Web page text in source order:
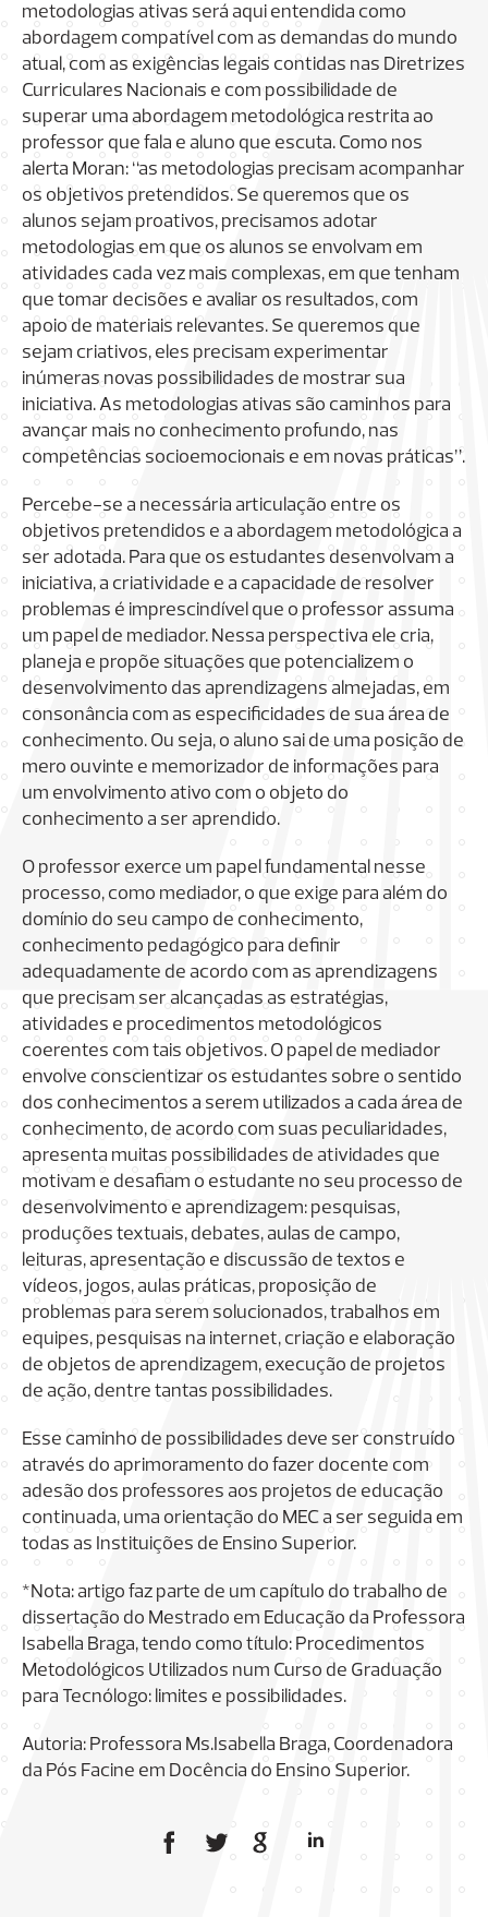
metodologias ativas será aqui entendida como
abordagem compatível com as demandas do mundo
atual, com as exigências legais contidas nas Diretrizes
Curriculares Nacionais e com possibilidade de
superar uma abordagem metodológica restrita ao
professor que fala e aluno que escuta. Como nos
alerta Moran: “as metodologias precisam acompanhar
os objetivos pretendidos. Se queremos que os
alunos sejam proativos, precisamos adotar
metodologias em que os alunos se envolvam em
atividades cada vez mais complexas, em que tenham
que tomar decisões e avaliar os resultados, com
apoio de materiais relevantes. Se queremos que
sejam criativos, eles precisam experimentar
inúmeras novas possibilidades de mostrar sua
iniciativa. As metodologias ativas são caminhos para
avançar mais no conhecimento profundo, nas
competências socioemocionais e em novas práticas”.
Percebe-se a necessária articulação entre os
objetivos pretendidos e a abordagem metodológica a
ser adotada. Para que os estudantes desenvolvam a
iniciativa, a criatividade e a capacidade de resolver
problemas é imprescindível que o professor assuma
um papel de mediador. Nessa perspectiva ele cria,
planeja e propõe situações que potencializem o
desenvolvimento das aprendizagens almejadas, em
consonância com as especificidades de sua área de
conhecimento. Ou seja, o aluno sai de uma posição de
mero ouvinte e memorizador de informações para
um envolvimento ativo com o objeto do
conhecimento a ser aprendido.
O professor exerce um papel fundamental nesse
processo, como mediador, o que exige para além do
domínio do seu campo de conhecimento,
conhecimento pedagógico para definir
adequadamente de acordo com as aprendizagens
que precisam ser alcançadas as estratégias,
atividades e procedimentos metodológicos
coerentes com tais objetivos. O papel de mediador
envolve conscientizar os estudantes sobre o sentido
dos conhecimentos a serem utilizados a cada área de
conhecimento, de acordo com suas peculiaridades,
apresenta muitas possibilidades de atividades que
motivam e desafiam o estudante no seu processo de
desenvolvimento e aprendizagem: pesquisas,
produções textuais, debates, aulas de campo,
leituras, apresentação e discussão de textos e
vídeos, jogos, aulas práticas, proposição de
problemas para serem solucionados, trabalhos em
equipes, pesquisas na internet, criação e elaboração
de objetos de aprendizagem, execução de projetos
de ação, dentre tantas possibilidades.
Esse caminho de possibilidades deve ser construído
através do aprimoramento do fazer docente com
adesão dos professores aos projetos de educação
continuada, uma orientação do MEC a ser seguida em
todas as Instituições de Ensino Superior.
*Nota: artigo faz parte de um capítulo do trabalho de
dissertação do Mestrado em Educação da Professora
Isabella Braga, tendo como título: Procedimentos
Metodológicos Utilizados num Curso de Graduação
para Tecnólogo: limites e possibilidades.
Autoria: Professora Ms.Isabella Braga, Coordenadora
da Pós Facine em Docência do Ensino Superior.